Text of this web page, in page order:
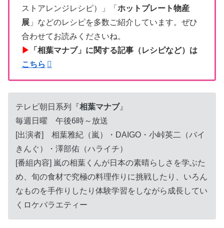
ストアレンジレシピ）」「 ホットプレート物産
展 」などのレシピを多数ご紹介しています。ぜひ
合わせてお読みくださいね。
▶
「相葉マナブ」に関する記事（レシピなど）は
こちら
テレビ朝日系列『相葉マナブ』
毎週日曜 午後6時～放送
[出演者] 相葉雅紀（嵐）・DAIGO・小峠英二（バイ
きんぐ）・澤部佑（ハライチ）
[番組内容] 嵐の相葉くんが日本の素晴らしさを学ぶた
め、旬の食材で究極の料理作りに挑戦したり、いろん
なものを手作りしたり体験学習をしながら成長してい
くロケバラエティー